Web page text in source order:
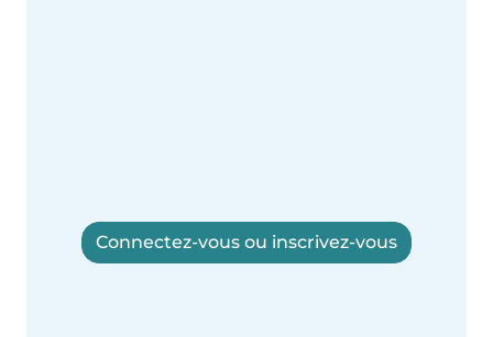
Connectez-vous ou inscrivez-vous